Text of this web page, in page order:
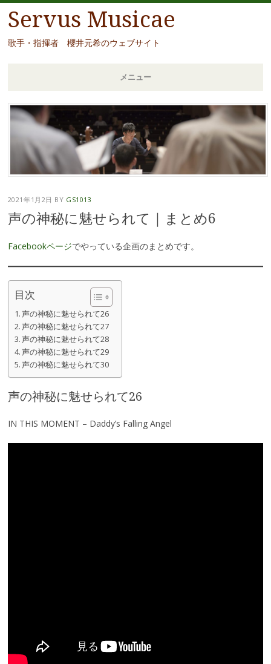
Servus Musicae
歌手・指揮者 櫻井元希のウェブサイト
メニュー
コ
ン
テ
移
動
2021年1月2日 BY GS1013
声の神秘に魅せられて｜まとめ6
Facebookページでやっている企画のまとめです。
目次
声の神秘に魅せられて26
声の神秘に魅せられて27
声の神秘に魅せられて28
声の神秘に魅せられて29
声の神秘に魅せられて30
声の神秘に魅せられて26
IN THIS MOMENT – Daddy’s Falling Angel